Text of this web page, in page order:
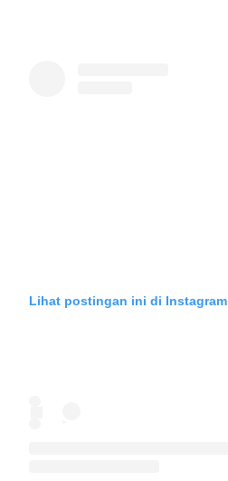
Lihat postingan ini di Instagram